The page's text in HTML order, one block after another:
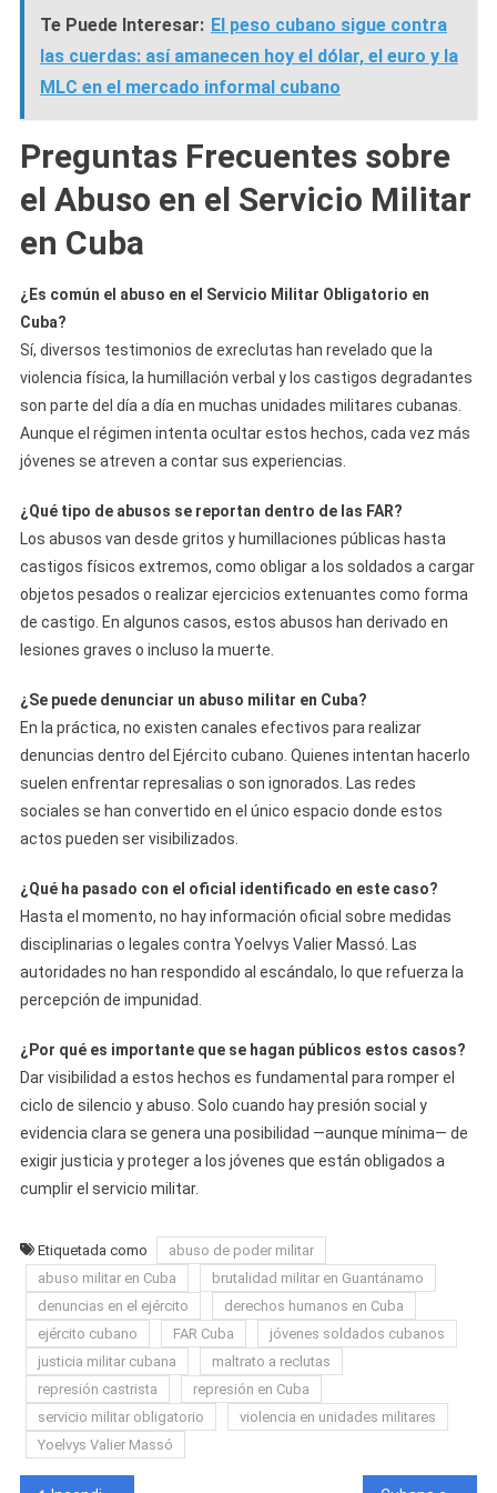
Te Puede Interesar: El peso cubano sigue contra
las cuerdas: así amanecen hoy el dólar, el euro y la
MLC en el mercado informal cubano
Preguntas Frecuentes sobre
el Abuso en el Servicio Militar
en Cuba
¿Es común el abuso en el Servicio Militar Obligatorio en
Cuba?
Sí, diversos testimonios de exreclutas han revelado que la
violencia física, la humillación verbal y los castigos degradantes
son parte del día a día en muchas unidades militares cubanas.
Aunque el régimen intenta ocultar estos hechos, cada vez más
jóvenes se atreven a contar sus experiencias.
¿Qué tipo de abusos se reportan dentro de las FAR?
Los abusos van desde gritos y humillaciones públicas hasta
castigos físicos extremos, como obligar a los soldados a cargar
objetos pesados o realizar ejercicios extenuantes como forma
de castigo. En algunos casos, estos abusos han derivado en
lesiones graves o incluso la muerte.
¿Se puede denunciar un abuso militar en Cuba?
En la práctica, no existen canales efectivos para realizar
denuncias dentro del Ejército cubano. Quienes intentan hacerlo
suelen enfrentar represalias o son ignorados. Las redes
sociales se han convertido en el único espacio donde estos
actos pueden ser visibilizados.
¿Qué ha pasado con el oficial identificado en este caso?
Hasta el momento, no hay información oficial sobre medidas
disciplinarias o legales contra Yoelvys Valier Massó. Las
autoridades no han respondido al escándalo, lo que refuerza la
percepción de impunidad.
¿Por qué es importante que se hagan públicos estos casos?
Dar visibilidad a estos hechos es fundamental para romper el
ciclo de silencio y abuso. Solo cuando hay presión social y
evidencia clara se genera una posibilidad —aunque mínima— de
exigir justicia y proteger a los jóvenes que están obligados a
cumplir el servicio militar.
Etiquetada como
abuso de poder militar
abuso militar en Cuba
brutalidad militar en Guantánamo
denuncias en el ejército
derechos humanos en Cuba
ejército cubano
FAR Cuba
jóvenes soldados cubanos
justicia militar cubana
maltrato a reclutas
represión castrista
represión en Cuba
servicio militar obligatorio
violencia en unidades militares
Yoelvys Valier Massó